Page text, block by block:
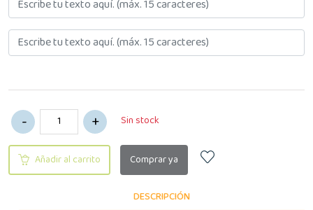
Sin stock
Añadir al carrito Comprar ya
DESCRIPCIÓN